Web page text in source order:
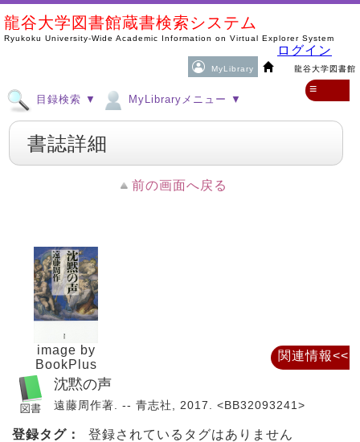
龍谷大学図書館蔵書検索システム
Ryukoku University-Wide Academic Information on Virtual Explorer System
MyLibrary 龍谷大学図書館
ログイン
目録検索 ▼ MyLibraryメニュー ▼
≡
書誌詳細
前の画面へ戻る
image by
BookPlus
沈黙の声
遠藤周作著. -- 青志社, 2017. <BB32093241>
登録タグ：
登録されているタグはありません
関連情報<<